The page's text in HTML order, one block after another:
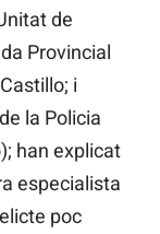
de
Provincial
i
la Policia
han explicat
especialista
poc